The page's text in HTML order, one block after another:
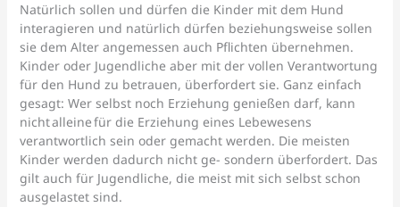
Natürlich sollen und dürfen die Kinder mit dem Hund
interagieren und natürlich dürfen beziehungsweise sollen
sie dem Alter angemessen auch Pflichten übernehmen.
Kinder oder Jugendliche aber mit der vollen Verantwortung
für den Hund zu betrauen, überfordert sie. Ganz einfach
gesagt: Wer selbst noch Erziehung genießen darf, kann
nicht alleine für die Erziehung eines Lebewesens
verantwortlich sein oder gemacht werden. Die meisten
Kinder werden dadurch nicht ge- sondern überfordert. Das
gilt auch für Jugendliche, die meist mit sich selbst schon
ausgelastet sind.